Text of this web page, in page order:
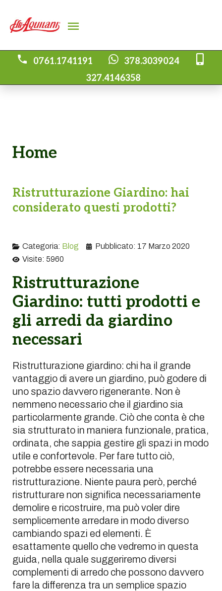
0761.1741191
378.3039024
327.4146358
Home
Ristrutturazione Giardino: hai
considerato questi prodotti?
Categoria: Blog
Pubblicato: 17 Marzo 2020
Visite: 5960
Ristrutturazione
Giardino: tutti prodotti e
gli arredi da giardino
necessari
Ristrutturazione giardino: chi ha il grande
vantaggio di avere un giardino, può godere di
uno spazio davvero rigenerante. Non è
nemmeno necessario che il giardino sia
particolarmente grande. Ciò che conta è che
sia strutturato in maniera funzionale, pratica,
ordinata, che sappia gestire gli spazi in modo
utile e confortevole. Per fare tutto ciò,
potrebbe essere necessaria una
ristrutturazione. Niente paura però, perché
ristrutturare non significa necessariamente
demolire e ricostruire, ma può voler dire
semplicemente arredare in modo diverso
cambiando spazi ed elementi. È
esattamente quello che vedremo in questa
guida, nella quale suggeriremo diversi
complementi di arredo che possono davvero
fare la differenza tra un semplice spazio